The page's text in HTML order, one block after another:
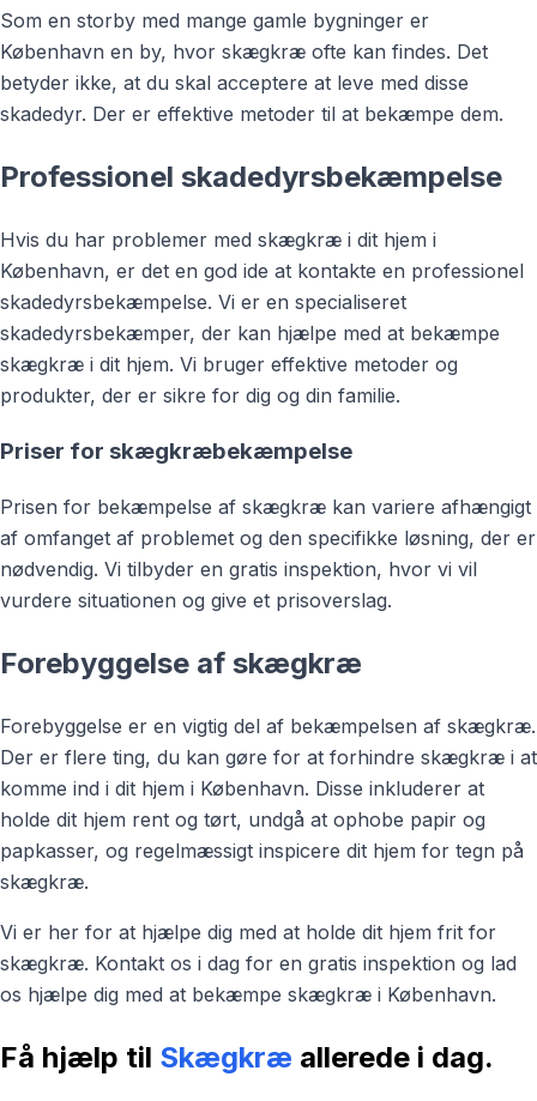
Som en storby med mange gamle bygninger er
København en by, hvor skægkræ ofte kan findes. Det
betyder ikke, at du skal acceptere at leve med disse
skadedyr. Der er effektive metoder til at bekæmpe dem.
Professionel skadedyrsbekæmpelse
Hvis du har problemer med skægkræ i dit hjem i
København, er det en god ide at kontakte en professionel
skadedyrsbekæmpelse. Vi er en specialiseret
skadedyrsbekæmper, der kan hjælpe med at bekæmpe
skægkræ i dit hjem. Vi bruger effektive metoder og
produkter, der er sikre for dig og din familie.
Priser for skægkræbekæmpelse
Prisen for bekæmpelse af skægkræ kan variere afhængigt
af omfanget af problemet og den specifikke løsning, der er
nødvendig. Vi tilbyder en gratis inspektion, hvor vi vil
vurdere situationen og give et prisoverslag.
Forebyggelse af skægkræ
Forebyggelse er en vigtig del af bekæmpelsen af skægkræ.
Der er flere ting, du kan gøre for at forhindre skægkræ i at
komme ind i dit hjem i København. Disse inkluderer at
holde dit hjem rent og tørt, undgå at ophobe papir og
papkasser, og regelmæssigt inspicere dit hjem for tegn på
skægkræ.
Vi er her for at hjælpe dig med at holde dit hjem frit for
skægkræ. Kontakt os i dag for en gratis inspektion og lad
os hjælpe dig med at bekæmpe skægkræ i København.
Få hjælp til Skægkræ allerede i dag.